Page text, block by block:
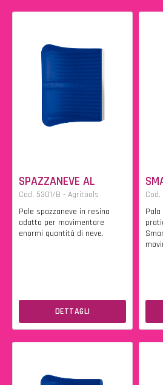
SPAZZANEVE AL
Cod. 5301/B - Agritools
Pale spazzaneve in resina
adatta per movimentare
enormi quantità di neve.
DETTAGLI